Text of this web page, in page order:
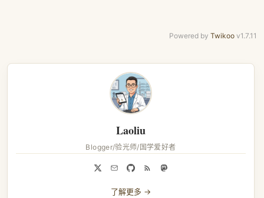
Powered by Twikoo v1.7.11
Laoliu
Blogger/验光师/国学爱好者
了解更多 →